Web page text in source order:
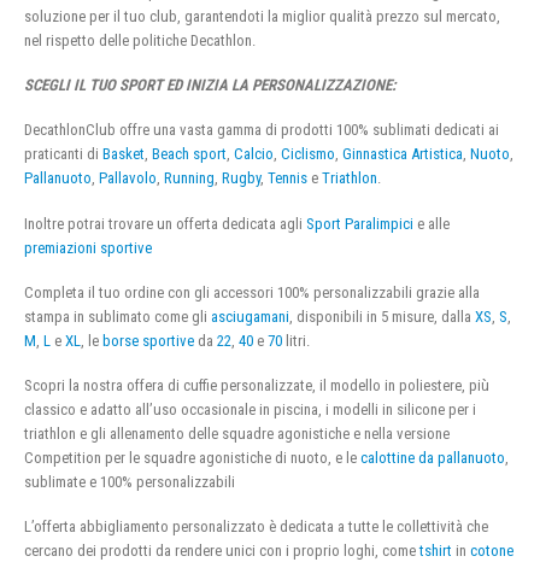
soluzione per il tuo club, garantendoti la miglior qualità prezzo sul mercato,
nel rispetto delle politiche Decathlon.
SCEGLI IL TUO SPORT ED INIZIA LA PERSONALIZZAZIONE:
DecathlonClub offre una vasta gamma di prodotti 100% sublimati dedicati ai
praticanti di Basket, Beach sport, Calcio, Ciclismo, Ginnastica Artistica, Nuoto,
Pallanuoto, Pallavolo, Running, Rugby, Tennis e Triathlon.
Inoltre potrai trovare un offerta dedicata agli Sport Paralimpici e alle
premiazioni sportive
Completa il tuo ordine con gli accessori 100% personalizzabili grazie alla
stampa in sublimato come gli asciugamani , disponibili in 5 misure, dalla XS S
M L e XL , le borse sportive da 22 40 e 70 litri.
Scopri la nostra offera di cuffie personalizzate, il modello in poliestere, più
classico e adatto all’uso occasionale in piscina, i modelli in silicone per i
triathlon e gli allenamento delle squadre agonistiche e nella versione
Competition per le squadre agonistiche di nuoto, e le calottine da pallanuoto,
sublimate e 100% personalizzabili
L’offerta abbigliamento personalizzato è dedicata a tutte le collettività che
cercano dei prodotti da rendere unici con i proprio loghi, cometshirt in cotone